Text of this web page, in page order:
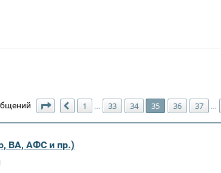
Страница 35 из154
Пред.
1 … 33 34 35 36 37 …
ВА, АФС и пр.)